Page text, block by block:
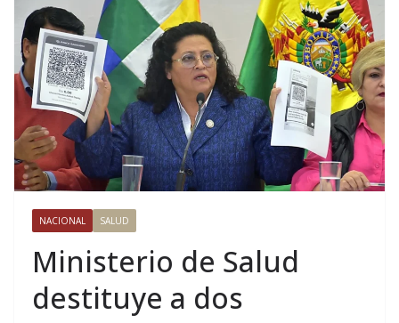
NACIONAL SALUD
Ministerio de Salud
destituye a dos